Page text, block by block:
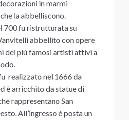
in marmi
la abbelliscono.
700 fu ristrutturata su
abbellito con opere
dei più famosi artisti attivi a
realizzato nel 1666 da
è arricchito da statue di
rappresentano San
All’ingresso è posta un